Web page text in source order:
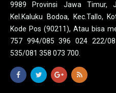
9989 Provinsi Jawa Timur,
Kel.Kaluku Bodoa, Kec.Tallo,
Kode Pos (90211), Atau bisa
757 994/085 396 024 222/
535/081 358 073 700.